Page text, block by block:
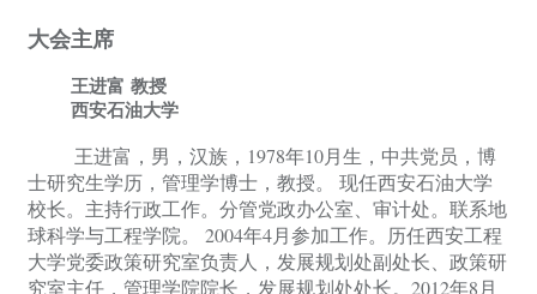
大会主席
王进富 教授
西安石油大学
王进富，男，汉族， 1978年10月生，中共党员，博
士研究生学历，管理学博士，教授。 现任西安石油大学
校长。主持行政工作。分管党政办公室、审计处。联系地
球科学与工程学院。 2004年4月参加工作。历任西安工程
大学党委政策研究室负责人，发展规划处副处长、政策研
究室主任，管理学院院长，发展规划处处长。2012年8月